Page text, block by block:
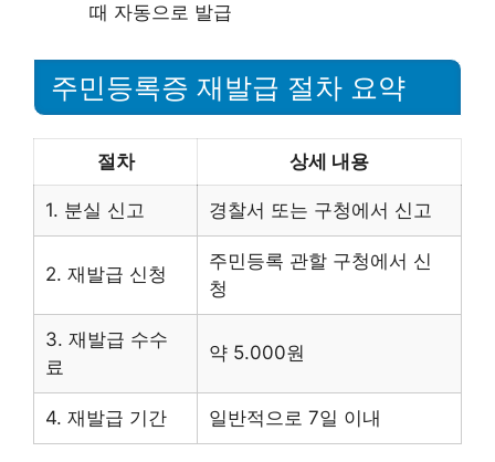
때 자동으로 발급
주민등록증 재발급 절차 요약
절차 상세 내용
1. 분실 신고 경찰서 또는 구청에서 신고
2. 재발급 신청
주민등록 관할 구청에서 신
청
3. 재발급 수수
료
약 5.000원
4. 재발급 기간 일반적으로 7일 이내